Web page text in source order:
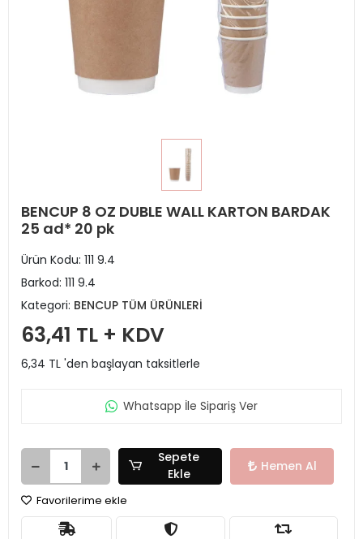
BENCUP 8 OZ DUBLE WALL KARTON BARDAK
25 ad* 20 pk
Ürün Kodu: 111 9.4
Barkod: 111 9.4
Kategori: BENCUP TÜM ÜRÜNLERİ
63,41 TL + KDV
6,34 TL 'den başlayan taksitlerle
Whatsapp İle Sipariş Ver
Sepete
Ekle
Hemen Al
Favorilerime ekle